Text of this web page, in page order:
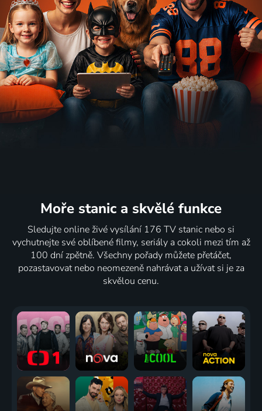
Moře stanic a skvělé funkce
Sledujte online živé vysílání 176 TV stanic nebo si
vychutnejte své oblíbené filmy, seriály a cokoli mezi tím až
100 dní zpětně. Všechny pořady můžete přetáčet,
pozastavovat nebo neomezeně nahrávat a užívat si je za
skvělou cenu.